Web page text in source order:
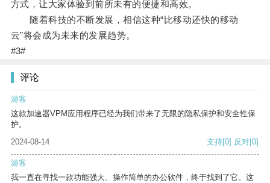
方式，让大家体验到前所未有的便捷和高效。
随着科技的不断发展，相信这种“比移动还快的移动
云”将会成为未来的发展趋势。
#3#
评论
游客
这款加速器VPM应用程序已经为我们带来了无限的隐私保护和安全性保
护。
2024-08-14
支持[0] 反对[0]
游客
我一直在寻找一款功能强大、操作简单的办公软件，终于找到了它。这